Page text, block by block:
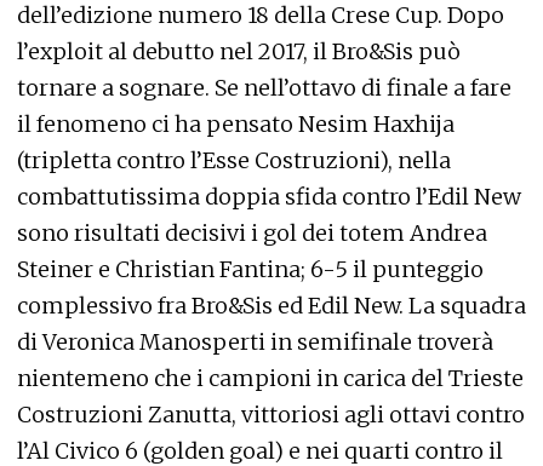
dell’edizione numero 18 della Crese Cup. Dopo
l’exploit al debutto nel 2017, il Bro&Sis può
tornare a sognare. Se nell’ottavo di finale a fare
il fenomeno ci ha pensato Nesim Haxhija
(tripletta contro l’Esse Costruzioni), nella
combattutissima doppia sfida contro l’Edil New
sono risultati decisivi i gol dei totem Andrea
Steiner e Christian Fantina; 6-5 il punteggio
complessivo fra Bro&Sis ed Edil New. La squadra
di Veronica Manosperti in semifinale troverà
nientemeno che i campioni in carica del Trieste
Costruzioni Zanutta, vittoriosi agli ottavi contro
l’Al Civico 6 (golden goal) e nei quarti contro il